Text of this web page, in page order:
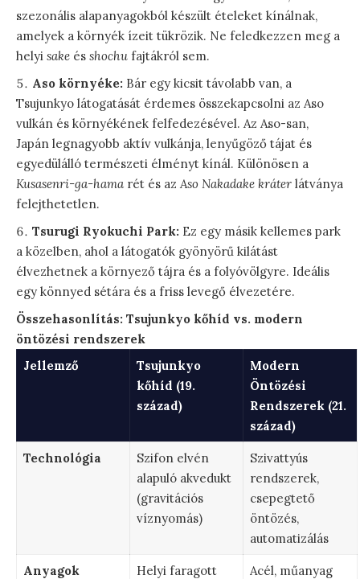
szezonális alapanyagokból készült ételeket kínálnak,
amelyek a környék ízeit tükrözik. Ne feledkezzen meg a
helyi sake és shochu fajtákról sem.
Aso környéke: Bár egy kicsit távolabb van, a
Tsujunkyo látogatását érdemes összekapcsolni az Aso
vulkán és környékének felfedezésével. Az Aso-san,
Japán legnagyobb aktív vulkánja, lenyűgöző tájat és
egyedülálló természeti élményt kínál. Különösen a
Kusasenri-ga-hama rét és az Aso Nakadake kráter látványa
felejthetetlen.
Tsurugi Ryokuchi Park: Ez egy másik kellemes park
a közelben, ahol a látogatók gyönyörű kilátást
élvezhetnek a környező tájra és a folyóvölgyre. Ideális
egy könnyed sétára és a friss levegő élvezetére.
Összehasonlítás: Tsujunkyo kőhíd vs. modern
öntözési rendszerek
Jellemző
Tsujunkyo
kőhíd (19.
század)
Modern
Öntözési
Rendszerek (21.
század)
Technológia
Szifon elvén
alapuló akvedukt
(gravitációs
víznyomás)
Szivattyús
rendszerek,
csepegtető
öntözés,
automatizálás
Anyagok
Helyi faragott
Acél, műanyag